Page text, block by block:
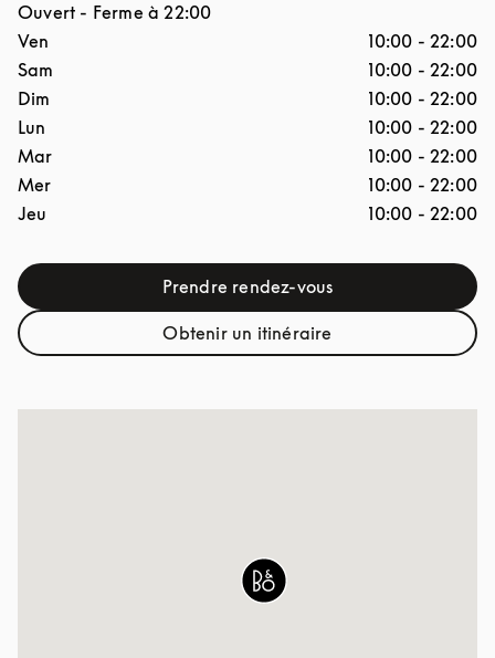
Ouvert - Ferme à 22:00
Jour de la semaine
Ven 10:00 - 22:00
Sam
10:00 - 22:00
Dim
10:00 - 22:00
Lun
10:00 - 22:00
Mar
10:00 - 22:00
Mer
10:00 - 22:00
Jeu
10:00 - 22:00
Prendre rendez-vousLink Opens in New Tab
Obtenir un itinéraireLink Opens in New Tab